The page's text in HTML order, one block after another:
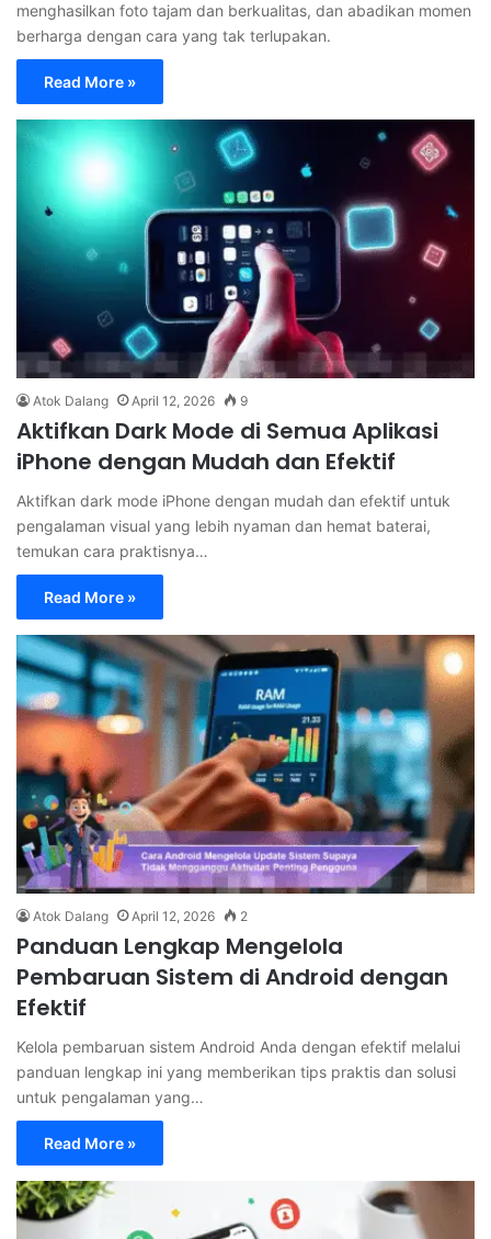
menghasilkan foto tajam dan berkualitas, dan abadikan momen
berharga dengan cara yang tak terlupakan.
Read More »
Atok Dalang April 12, 2026 9
Aktifkan Dark Mode di Semua Aplikasi
iPhone dengan Mudah dan Efektif
Aktifkan dark mode iPhone dengan mudah dan efektif untuk
pengalaman visual yang lebih nyaman dan hemat baterai,
temukan cara praktisnya…
Read More »
Atok Dalang April 12, 2026 2
Panduan Lengkap Mengelola
Pembaruan Sistem di Android dengan
Efektif
Kelola pembaruan sistem Android Anda dengan efektif melalui
panduan lengkap ini yang memberikan tips praktis dan solusi
untuk pengalaman yang…
Read More »